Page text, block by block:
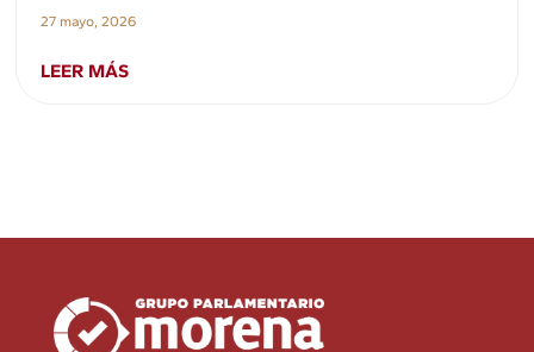
27 mayo, 2026
LEER MÁS